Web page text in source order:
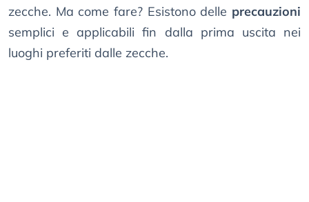
zecche. Ma come fare? Esistono delle precauzioni
semplici e applicabili fin dalla prima uscita nei
luoghi preferiti dalle zecche.